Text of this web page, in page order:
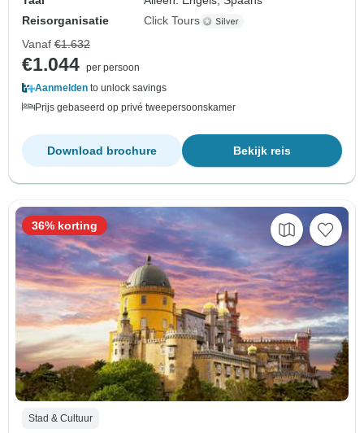
Reisorganisatie
Click Tours
Vanaf €1.632
€1.044 per persoon
Aanmelden to unlock savings
Prijs gebaseerd op privé tweepersoonskamer
Bekijk reis
Download brochure
Stad & Cultuur
36% korting